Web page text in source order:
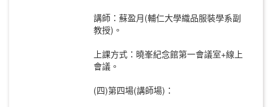
講師：蘇盈月(輔仁大學織品服裝學系副
教授)。
上課方式：曉峯紀念館第一會議室+線上
會議。
(四)第四場(講師場)：